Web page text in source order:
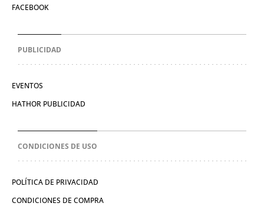
FACEBOOK
PUBLICIDAD
EVENTOS
HATHOR PUBLICIDAD
CONDICIONES DE USO
POLÍTICA DE PRIVACIDAD
CONDICIONES DE COMPRA